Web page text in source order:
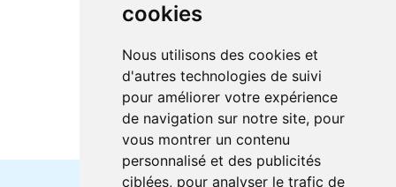
cookies
Nous utilisons des cookies et
d'autres technologies de suivi
pour améliorer votre expérience
de navigation sur notre site, pour
vous montrer un contenu
personnalisé et des publicités
ciblées, pour analyser le trafic de